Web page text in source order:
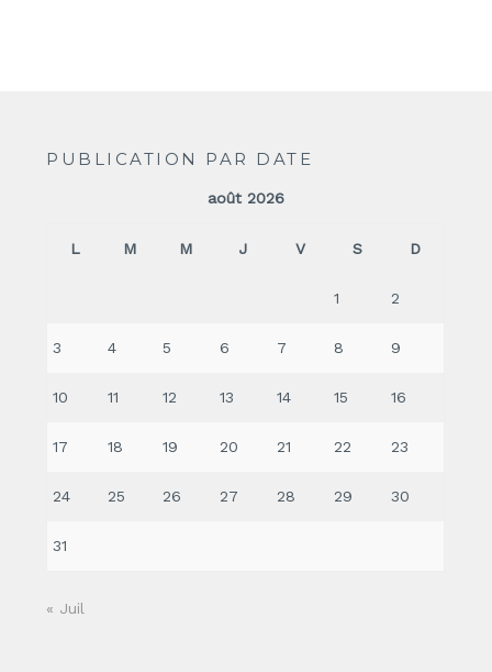
PUBLICATION PAR DATE
août 2026
L M M J V S D
1 2
3 4 5 6 7 8 9
10 11 12 13 14 15 16
17 18 19 20 21 22 23
24 25 26 27 28 29 30
31
« Juil